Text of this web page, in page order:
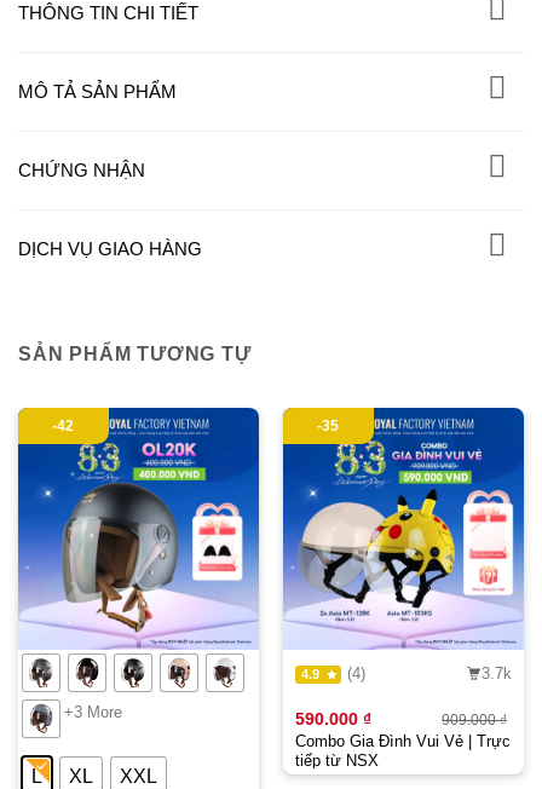
THÔNG TIN CHI TIẾT
MÔ TẢ SẢN PHẨM
CHỨNG NHẬN
DỊCH VỤ GIAO HÀNG
SẢN PHẨM TƯƠNG TỰ
-42
+3 More
L XL XXL
-35
Combo Gia Đình Vui Vẻ | Trực
tiếp từ NSX
909.000₫
590.000 ₫
là:
4.9 (4) 3.7k